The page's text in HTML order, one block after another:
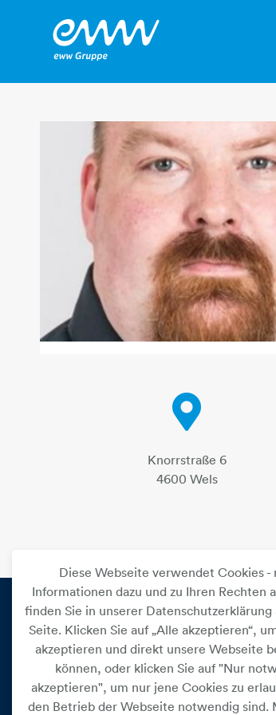
Knorrstraße 6
4600 Wels
PRIVAT
Versorgung
Leistungen
Diese Webseite verwendet Cookies -
Informationen dazu und zu Ihren Rechten
finden Sie in unserer Datenschutzerklärung
Seite. Klicken Sie auf „Alle akzeptieren“,
akzeptieren und direkt unsere Webseite
können, oder klicken Sie auf "Nur
akzeptieren", um nur jene Cookies zu
den Betrieb der Webseite notwendig sind.